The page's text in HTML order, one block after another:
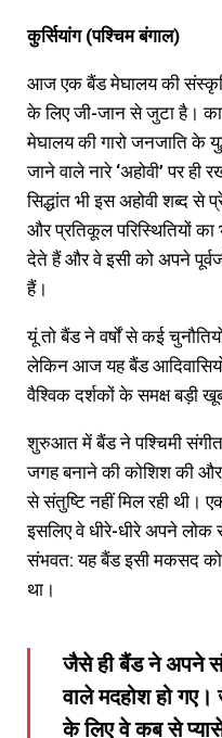
कुर्सियांग (पश्चिम बंगाल)
आज एक बैंड मेघालय की
के लिए जी-जान से जुटा है।
मेघालय की गारो जनजाति के
जाने वाले नारे ‘अहोवी’ पर
सिद्धांत भी इस अहोवी शब्द से
और प्रतिकूल परिस्थितियों
देते हैं और वे इसी को अपने
हैं।
यूं तो बैंड ने वर्षों से कई
लेकिन आज यह बैंड
वैश्विक दर्शकों के समक्ष बड़ी
शुरुआत में बैंड ने पश्चिमी
जगह बनाने की कोशिश की
से संतुष्टि नहीं मिल रही थी।
इसलिए वे धीरे-धीरे अपने
संभवत: यह बैंड इसी मकसद
था।
जैसे ही बैंड ने अपने
वाले मदहोश हो
के लिए वे कब से